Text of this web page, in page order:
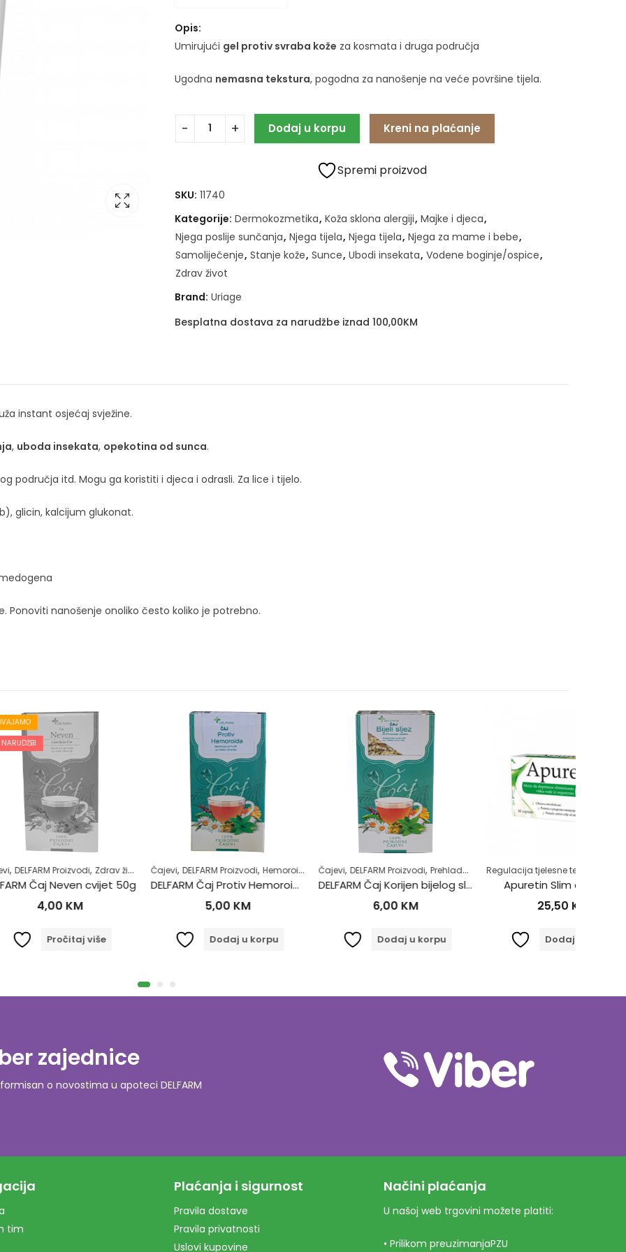
Opis:
Umirujući gel protiv svraba kože za kosmata i druga područja
Ugodna nemasna tekstura, pogodna za nanošenje na veće površine tijela.
Dodaj u korpu Kreni na plaćanje
Spremi proizvod
SKU: 11740
Kategorije: Dermokozmetika, Koža sklona alergiji, Majke i djeca,
Njega poslije sunčanja, Njega tijela, Njega tijela, Njega za mame i bebe,
Samoliječenje, Stanje kože, Sunce, Ubodi insekata, Vodene boginje/ospice,
Zdrav život
Brand: Uriage
Besplatna dostava za narudžbe iznad 100,00KM
instant osjećaj svježine.
, uboda insekata, opekotina od sunca.
područja itd. Mogu ga koristiti i djeca i odrasli. Za lice i tijelo.
glicin, kalcijum glukonat.
Ponoviti nanošenje onoliko često koliko je potrebno.
,Zdrav život
cvijet 50g
više
Čajevi,DELFARM Proizvodi,Hemoroidi ,Samoliječenje, Zdrav život
DELFARM Čaj Protiv Hemoroida 50g
Dodaj u korpu
Čajevi,DELFARM Proizvodi,Prehlada i gripa ,Samoliječenje,Zdrav život
DELFARM Čaj Korijen bijelog sljeza 50g
Dodaj u korpu
Regulacija tjelesne težine,Zdrav život
Apuretin Slim caps a60
Dodaj u korpu
zajednice
o novostima u apoteci DELFARM
tim
Plaćanja i sigurnost
Pravila dostave
Pravila privatnosti
Uslovi kupovine
Načini plaćanja
U našoj web trgovini možete platiti:
• Prilikom preuzimanjaPZU